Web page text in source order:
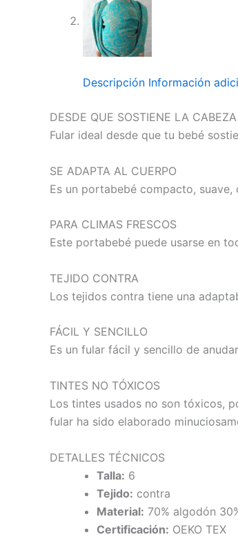
Descripción Información
DESDE QUE SOSTIENE LA
Fular ideal desde que tu bebé
SE ADAPTA AL CUERPO
Es un portabebé compacto,
PARA CLIMAS FRESCOS
Este portabebé puede usarse en
TEJIDO CONTRA
Los tejidos contra tiene una
FÁCIL Y SENCILLO
Es un fular fácil y sencillo de
TINTES NO TÓXICOS
Los tintes usados no son tóxicos,
fular ha sido elaborado
DETALLES TÉCNICOS
Talla: 6
Tejido: contra
Material: 70% algodón
Certificación: OEKO TEX